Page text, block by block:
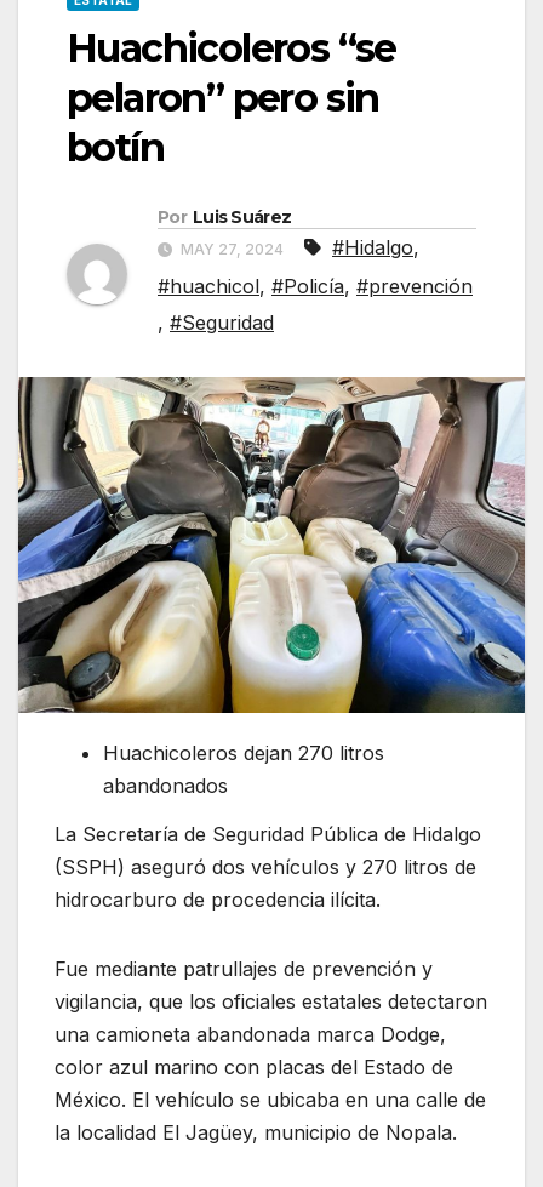
Huachicoleros “se
pelaron” pero sin
botín
Por Luis Suárez
MAY 27, 2024 #Hidalgo,
#huachicol, #Policía, #prevención
, #Seguridad
Huachicoleros dejan 270 litros
abandonados
La Secretaría de Seguridad Pública de Hidalgo
(SSPH) aseguró dos vehículos y 270 litros de
hidrocarburo de procedencia ilícita.
Fue mediante patrullajes de prevención y
vigilancia, que los oficiales estatales detectaron
una camioneta abandonada marca Dodge,
color azul marino con placas del Estado de
México. El vehículo se ubicaba en una calle de
la localidad El Jagüey, municipio de Nopala.